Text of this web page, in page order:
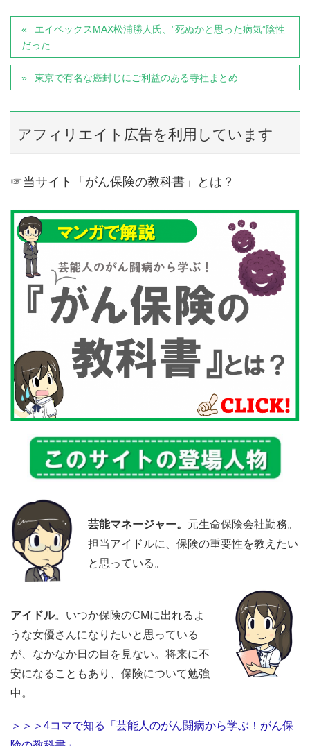
エイベックスMAX松浦勝人氏、”死ぬかと思った病気”陰性
だった
東京で有名な癌封じにご利益のある寺社まとめ
アフィリエイト広告を利用しています
☞当サイト「がん保険の教科書」とは？
芸能マネージャー。 元生命保険会社勤務。
担当アイドルに、保険の重要性を教えたい
と思っている。
アイドル。いつか保険のCMに出れるよ
うな女優さんになりたいと思っている
が、なかなか日の目を見ない。将来に不
安になることもあり、保険について勉強
中。
＞＞＞4コマで知る「芸能人のがん闘病から学ぶ！がん保